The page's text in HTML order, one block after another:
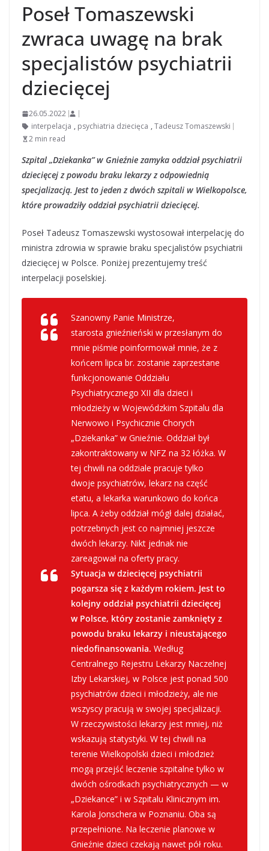
Poseł Tomaszewski
zwraca uwagę na brak
specjalistów psychiatrii
dziecięcej
26.05.2022
interpelacja , psychiatria dziecięca , Tadeusz Tomaszewski
2 min read
Szpital „Dziekanka” w Gnieźnie zamyka oddział psychiatrii
dziecięcej z powodu braku lekarzy z odpowiednią
specjalizacją. Jest to jeden z dwóch szpitali w Wielkopolsce,
które prowadziły oddział psychiatrii dziecięcej.
Poseł Tadeusz Tomaszewski wystosował interpelację do
ministra zdrowia w sprawie braku specjalistów psychiatrii
dziecięcej w Polsce. Poniżej prezentujemy treść
interpelacji poselskiej.
Szanowny Panie Ministrze,
starosta gnieźnieński w przesłanym do
mnie piśmie poinformował mnie, że z
końcem lipca br. zostanie zaprzestane
funkcjonowanie Oddziału
Psychiatrycznego XII dla dzieci i
młodzieży w Wojewódzkim Szpitalu dla
Nerwowo i Psychicznie Chorych
„Dziekanka” w Gnieźnie. Oddział był
zakontraktowany w NFZ na 32 łóżka. W
tej chwili na oddziale pracuje tylko
dwoje psychiatrów, lekarz na część
etatu, a lekarka warunkowo do końca
lipca. A żeby oddział mógł dalej działać,
potrzebnych jest co najmniej jeszcze
dwóch lekarzy. Nikt jednak nie
zareagował na oferty pracy.
Sytuacja w dziecięcej psychiatrii
pogarsza się z każdym rokiem. Jest to
kolejny oddział psychiatrii dziecięcej
w Polsce, który zostanie zamknięty z
powodu braku lekarzy i nieustającego
niedofinansowania. Według
Centralnego Rejestru Lekarzy Naczelnej
Izby Lekarskiej, w Polsce jest ponad 500
psychiatrów dzieci i młodzieży, ale nie
wszyscy pracują w swojej specjalizacji.
W rzeczywistości lekarzy jest mniej, niż
wskazują statystyki. W tej chwili na
terenie Wielkopolski dzieci i młodzież
mogą przejść leczenie szpitalne tylko w
dwóch ośrodkach psychiatrycznych — w
„Dziekance” i w Szpitalu Klinicznym im.
Karola Jonschera w Poznaniu. Oba są
przepełnione. Na leczenie planowe w
Gnieźnie dzieci czekają nawet pół roku.